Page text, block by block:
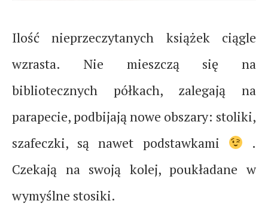
Ilość nieprzeczytanych książek ciągle
wzrasta. Nie mieszczą się na
bibliotecznych półkach, zalegają na
parapecie, podbijają nowe obszary: stoliki,
szafeczki, są nawet podstawkami
.
Czekają na swoją kolej, poukładane w
wymyślne stosiki.